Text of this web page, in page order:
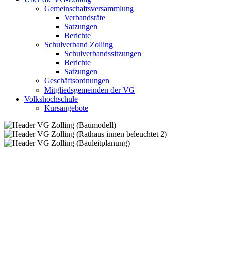
Gemeinschaftsversammlung
Verbandsräte
Satzungen
Berichte
Schulverband Zolling
Schulverbandssitzungen
Berichte
Satzungen
Geschäftsordnungen
Mitgliedsgemeinden der VG
Volkshochschule
Kursangebote